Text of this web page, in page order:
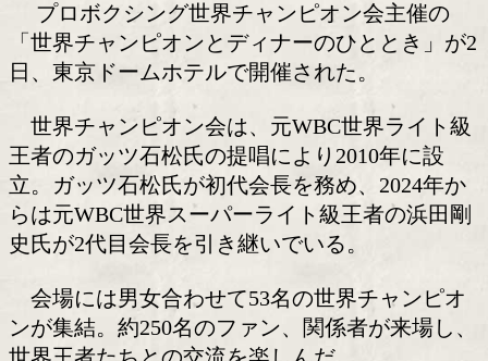
世界チャンピオンとディナー
とき
プロボクシング世界チャンピオン会
「世界チャンピオンとディナーのひと
世界チャンピオン会は、元WBC世界